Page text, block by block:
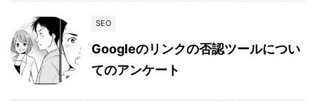
SEO
Googleのリンクの否認ツールについ
てのアンケート